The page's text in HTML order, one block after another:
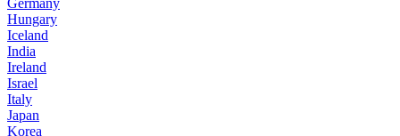
Hungary
Iceland
India
Ireland
Israel
Italy
Japan
Korea